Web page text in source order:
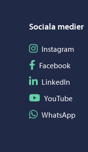
Sociala medier
Följ på Instagram
Instagram
Följ på Facebook
Facebook
Följ på LinkedIn
LinkedIn
Följ på YouTube
YouTube
Dela på WhatsApp
WhatsApp